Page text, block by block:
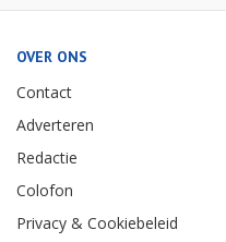
OVER ONS
Contact
Adverteren
Redactie
Colofon
Privacy & Cookiebeleid